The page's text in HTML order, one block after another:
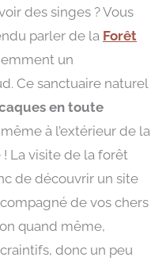
des singes ? Vous
parler de la Forêt
un
Ce sanctuaire naturel
en toute
à l’extérieur de la
! La visite de la forêt
de découvrir un site
de vos chers
quand même,
donc un peu